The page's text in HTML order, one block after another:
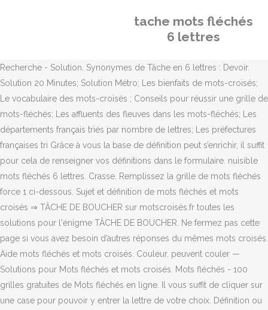
tache mots fléchés
6 lettres
Recherche - Solution. Synonymes de Tâche en 6 lettres : Devoir.
Solution 20 Minutes; Solution Métro; Les bienfaits de mots-croisés;
Le vocabulaire des mots-croisés ; Conseils pour réussir une grille de
mots-fléchés; Les affluents des fleuves dans les mots-fléchés; Les
départements français triés par nombre de lettres; Les préfectures
françaises tri Grâce à vous la base de définition peut s’enrichir, il suffit
pour cela de renseigner vos définitions dans le formulaire. nuisible
mots fléchés 6 lettres. Crasse. Remplissez la grille de mots fléchés
force 1 ci-dessous. Sujet et définition de mots fléchés et mots
croisés ⇒ TÂCHE DE BOUCHER sur motscroisés.fr toutes les
solutions pour l'énigme TÂCHE DE BOUCHER. Ne fermez pas cette
page si vous avez besoin d’autres réponses du mêmes mots croisés.
Aide mots fléchés et mots croisés. Couleur. peuvent couler —
Solutions pour Mots fléchés et mots croisés. Mots fléchés - 100
grilles gratuites de Mots fléchés en ligne. Il vous suffit de cliquer sur
une case pour pouvoir y entrer la lettre de votre choix. Définition ou